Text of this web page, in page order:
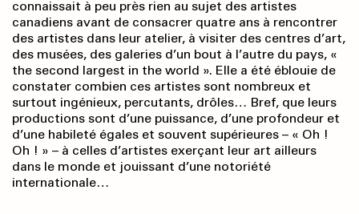
connaissait à peu près rien au sujet des artistes
canadiens avant de consacrer quatre ans à rencontrer
des artistes dans leur atelier, à visiter des centres d’art,
des musées, des galeries d’un bout à l’autre du pays, «
the second largest in the world ». Elle a été éblouie de
constater combien ces artistes sont nombreux et
surtout ingénieux, percutants, drôles… Bref, que leurs
productions sont d’une puissance, d’une profondeur et
d’une habileté égales et souvent supérieures – « Oh !
Oh ! » – à celles d’artistes exerçant leur art ailleurs
dans le monde et jouissant d’une notoriété
internationale…